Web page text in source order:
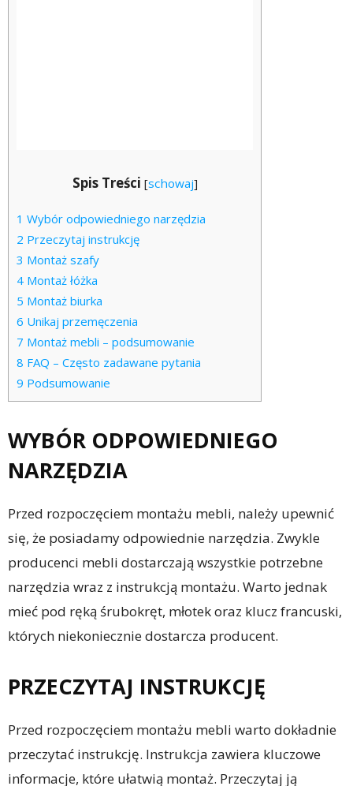
Spis Treści [schowaj]
1 Wybór odpowiedniego narzędzia
2 Przeczytaj instrukcję
3 Montaż szafy
4 Montaż łóżka
5 Montaż biurka
6 Unikaj przemęczenia
7 Montaż mebli – podsumowanie
8 FAQ – Często zadawane pytania
9 Podsumowanie
WYBÓR ODPOWIEDNIEGO
NARZĘDZIA
Przed rozpoczęciem montażu mebli, należy upewnić
się, że posiadamy odpowiednie narzędzia. Zwykle
producenci mebli dostarczają wszystkie potrzebne
narzędzia wraz z instrukcją montażu. Warto jednak
mieć pod ręką śrubokręt, młotek oraz klucz francuski,
których niekoniecznie dostarcza producent.
PRZECZYTAJ INSTRUKCJĘ
Przed rozpoczęciem montażu mebli warto dokładnie
przeczytać instrukcję. Instrukcja zawiera kluczowe
informacje, które ułatwią montaż. Przeczytaj ją